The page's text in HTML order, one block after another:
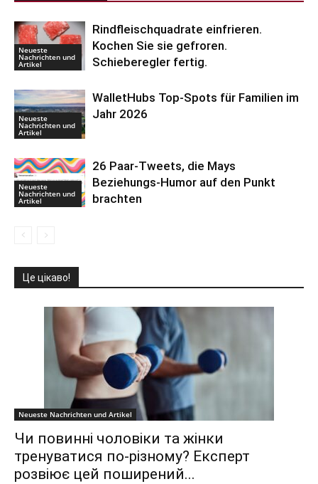
Neueste
Nachrichten und
Artikel
Rindfleischquadrate einfrieren.
Kochen Sie sie gefroren.
Schieberegler fertig.
Neueste
Nachrichten und
Artikel
WalletHubs Top-Spots für Familien im
Jahr 2026
Neueste
Nachrichten und
Artikel
26 Paar-Tweets, die Mays
Beziehungs-Humor auf den Punkt
brachten
Це цікаво!
Neueste Nachrichten und Artikel
Чи повинні чоловіки та жінки
тренуватися по-різному? Експерт
розвіює цей поширений...